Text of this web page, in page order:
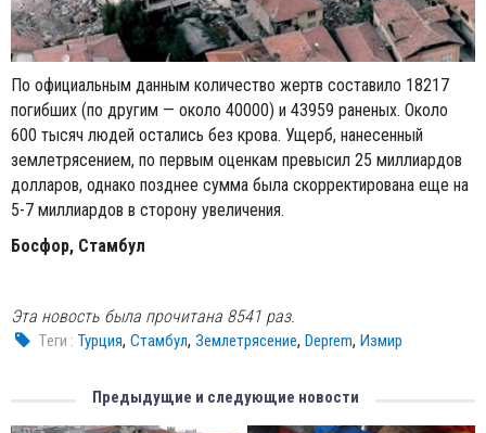
По официальным данным количество жертв составило 18217
погибших (по другим — около 40000) и 43959 раненых. Около
600 тысяч людей остались без крова. Ущерб, нанесенный
землетрясением, по первым оценкам превысил 25 миллиардов
долларов, однако позднее сумма была скорректирована еще на
5-7 миллиардов в сторону увеличения.
Босфор, Стамбул
Эта новость была прочитана 8541 раз.
Tеги : Турция,Стамбул,Землетрясение,Deprem,Измир
Предыдущие и следующие новости